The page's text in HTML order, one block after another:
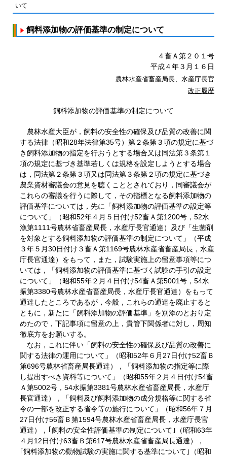
いて
飼料添加物の評価基準の制定について
４畜Ａ第２０１号
平成４年３月１６日
農林水産省畜産局長、水産庁長官
改正履歴
飼料添加物の評価基準の制定について
農林水産大臣が，飼料の安全性の確保及び品質の改善に関
する法律（昭和28年法律第35号）第２条第３項の規定に基づ
き飼料添加物の指定を行おうとする場合又は同法第３条第１
項の規定に基づき基準若しくは規格を設定しようとする場合
は，同法第２条第３項又は同法第３条第２項の規定に基づき
農業資材審議会の意見を聴くこととされており，同審議会が
これらの審議を行うに際して，その指標となる飼料添加物の
評価基準については，先に「飼料添加物の評価基準の設定等
について」（昭和52年４月５日付け52畜Ａ第1200号，52水
漁第1111号農林省畜産局長，水産庁長官通達）及び「生菌剤
を対象とする飼料添加物の評価基準の制定について」（平成
３年５月30日付け３畜Ａ第1169号農林水産省畜産局長，水産
庁長官通達）をもって，また，試験実施上の留意事項等につ
いては，「飼料添加物の評価基準に基づく試験の手引の設定
について」（昭和55年２月４日付け54畜Ａ第5001号，54水
振第3380号農林水産省畜産局長，水産庁長官通達）をもって
通達したところであるが，今般，これらの通達を廃止すると
ともに，新たに「飼料添加物の評価基準」を別添のとおり定
めたので，下記事項に留意の上，貴管下関係者に対し，周知
徹底方をお願いする。
なお，これに伴い「飼料の安全性の確保及び品質の改善に
関する法律の運用について」（昭和52年６月27日付け52畜Ｂ
第696号農林省畜産局長通達），「飼料添加物の指定等に際
し提出すべき資料等について」（昭和55年２月４日付け54畜
Ａ第5002号，54水振第3381号農林水産省畜産局長，水産庁
長官通達），「飼料及び飼料添加物の成分規格等に関する省
令の一部を改正する省令等の施行について」（昭和56年７月
27日付け56畜Ｂ第1594号農林水産省畜産局長，水産庁長官
通達），｢飼料の安全性評価基準の制定について｣（昭和63年
４月12日付け63畜Ｂ第617号農林水産省畜産局長通達），
｢飼料添加物の動物試験の実施に関する基準について｣（昭和